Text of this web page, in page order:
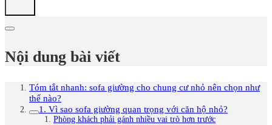
Nội dung bài viết
Tóm tắt nhanh: sofa giường cho chung cư nhỏ nên chọn như
thế nào?
1. Vì sao sofa giường quan trọng với căn hộ nhỏ?
Phòng khách phải gánh nhiều vai trò hơn trước